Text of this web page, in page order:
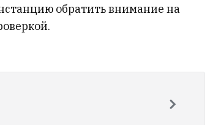
обратить внимание на